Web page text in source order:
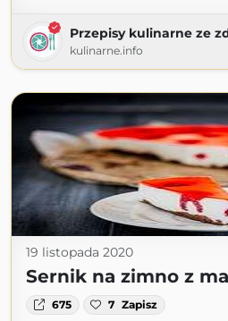
Przepisy kulinarne ze
kulinarne.info
19 listopada 2020
Sernik na zimno z
675 7 Zapisz